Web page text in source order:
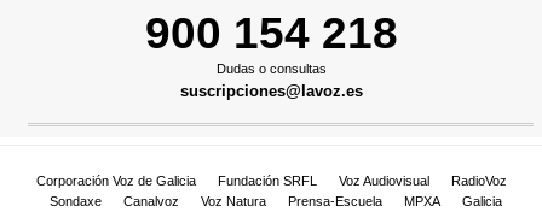
900 154 218
Dudas o consultas
suscripciones@lavoz.es
Corporación Voz de Galicia Fundación SRFL Voz Audiovisual
RadioVoz
Sondaxe
Canalvoz Voz Natura Prensa-Escuela MPXA Galicia